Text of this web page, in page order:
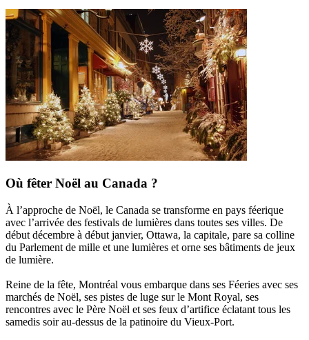
Où fêter Noël au Canada ?
À l’approche de Noël, le Canada se transforme en pays féerique
avec l’arrivée des festivals de lumières dans toutes ses villes. De
début décembre à début janvier, Ottawa, la capitale, pare sa colline
du Parlement de mille et une lumières et orne ses bâtiments de jeux
de lumière.
Reine de la fête, Montréal vous embarque dans ses Féeries avec ses
marchés de Noël, ses pistes de luge sur le Mont Royal, ses
rencontres avec le Père Noël et ses feux d’artifice éclatant tous les
samedis soir au-dessus de la patinoire du Vieux-Port.